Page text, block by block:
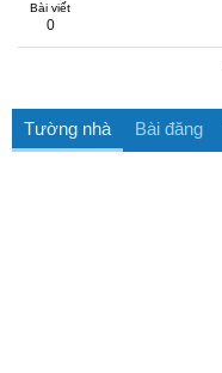
Bài viết
0
Tường nhà Bài đăng